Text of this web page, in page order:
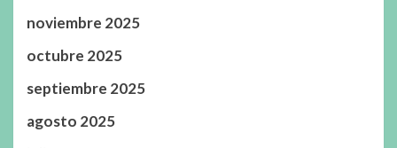
noviembre 2025
octubre 2025
septiembre 2025
agosto 2025